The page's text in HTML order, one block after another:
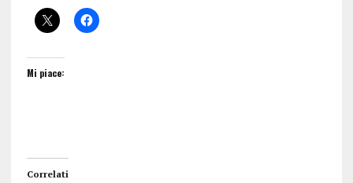
Mi piace:
Correlati